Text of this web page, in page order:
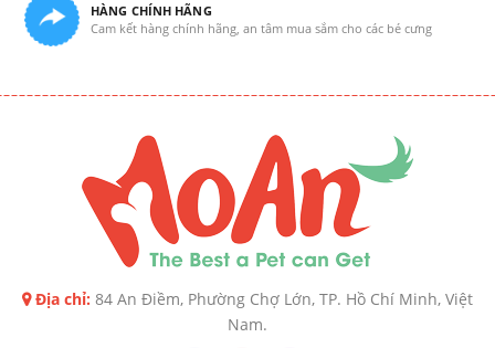
HÀNG CHÍNH HÃNG
Cam kết hàng chính hãng, an tâm mua sắm cho các bé cưng
Địa chỉ: 84 An Điềm, Phường Chợ Lớn, TP. Hồ Chí Minh, Việt
Nam.